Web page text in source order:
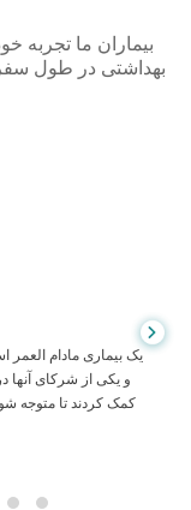
بیماران ما تجربه
بهداشتی در طول سفر
کمک کردند تا متوجه